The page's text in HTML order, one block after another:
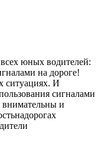
юных водителей:
на дороге!
ситуациях. И
сигналами
внимательны и